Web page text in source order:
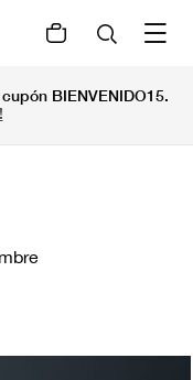
BIENVENIDO15.